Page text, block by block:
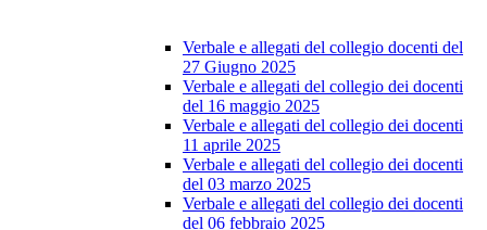
Verbale e allegati del collegio docenti del
27 Giugno 2025
Verbale e allegati del collegio dei docenti
del 16 maggio 2025
Verbale e allegati del collegio dei docenti
11 aprile 2025
Verbale e allegati del collegio dei docenti
del 03 marzo 2025
Verbale e allegati del collegio dei docenti
del 06 febbraio 2025